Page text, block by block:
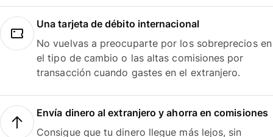
Una tarjeta de débito internacional
No vuelvas a preocuparte por los sobreprecios en
el tipo de cambio o las altas comisiones por
transacción cuando gastes en el extranjero.
Envía dinero al extranjero y ahorra en comisiones
Consigue que tu dinero llegue más lejos, sin